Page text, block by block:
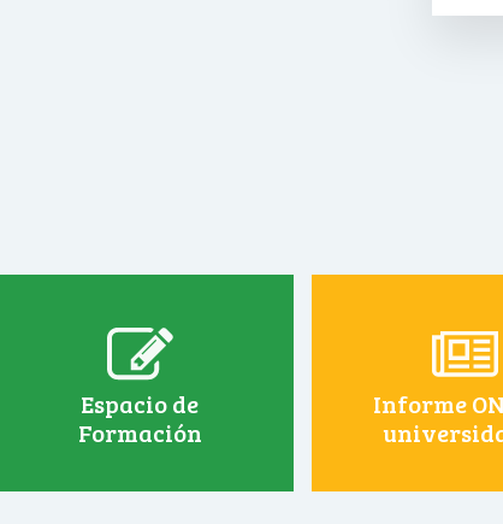
Espacio de
Formación
Informe